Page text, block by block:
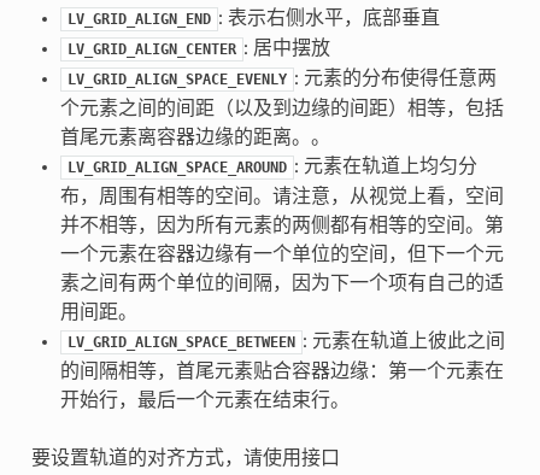
LV_GRID_ALIGN_END : 表示右侧水平，底部垂直
LV_GRID_ALIGN_CENTER : 居中摆放
LV_GRID_ALIGN_SPACE_EVENLY : 元素的分布使得任意两
个元素之间的间距（以及到边缘的间距）相等，包括
首尾元素离容器边缘的距离。。
LV_GRID_ALIGN_SPACE_AROUND : 元素在轨道上均匀分
布，周围有相等的空间。请注意，从视觉上看，空间
并不相等，因为所有元素的两侧都有相等的空间。第
一个元素在容器边缘有一个单位的空间，但下一个元
素之间有两个单位的间隔，因为下一个项有自己的适
用间距。
LV_GRID_ALIGN_SPACE_BETWEEN : 元素在轨道上彼此之间
的间隔相等，首尾元素贴合容器边缘：第一个元素在
开始行，最后一个元素在结束行。
要设置轨道的对齐方式，请使用接口